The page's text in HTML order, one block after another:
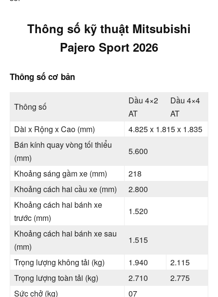
Thông số kỹ thuật Mitsubishi
Pajero Sport 2026
Thông số cơ bản
Thông số
Dầu 4×2
AT
Dầu 4×4
AT
Dài x Rộng x Cao (mm)
4.825 x 1.815 x 1.835
Bán kính quay vòng tối thiểu
(mm)
5.600
Khoảng sáng gầm xe (mm)
218
Khoảng cách hai cầu xe (mm)
2.800
Khoảng cách hai bánh xe
trước (mm)
1.520
Khoảng cách hai bánh xe sau
(mm)
1.515
Trọng lượng không tải (kg)
1.940
2.115
Trọng lượng toàn tải (kg)
2.710
2.775
Sức chở (kg)
07